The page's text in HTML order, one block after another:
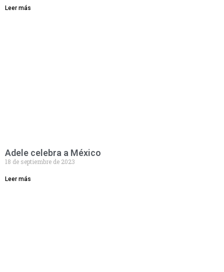
Leer más
Adele celebra a México
18 de septiembre de 2023
Leer más